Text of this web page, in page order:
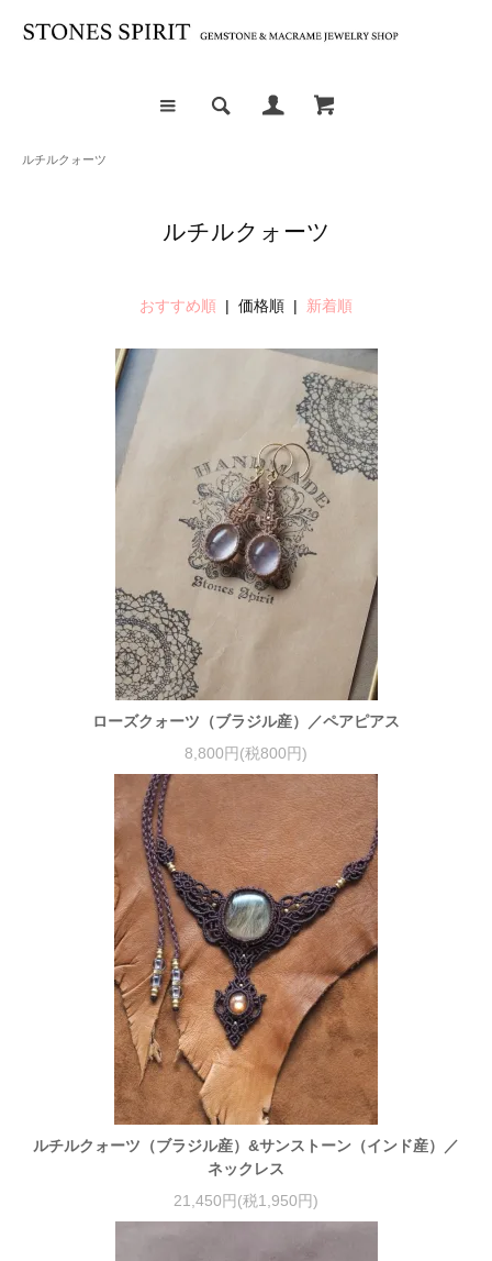
ルチルクォーツ
ルチルクォーツ
おすすめ順 | 価格順 | 新着順
ローズクォーツ（ブラジル産）／ペアピアス
8,800円(税800円)
ルチルクォーツ（ブラジル産）&サンストーン（インド産）／
ネックレス
21,450円(税1,950円)